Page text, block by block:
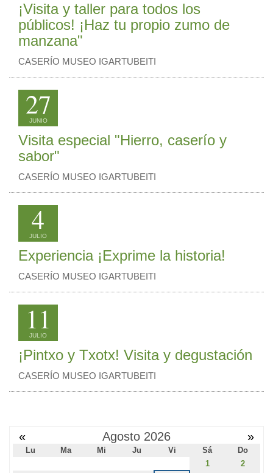
¡Visita y taller para todos los
públicos! ¡Haz tu propio zumo de
manzana"
CASERÍO MUSEO IGARTUBEITI
27
JUNIO
Visita especial "Hierro, caserío y
sabor"
CASERÍO MUSEO IGARTUBEITI
4
JULIO
Experiencia ¡Exprime la historia!
CASERÍO MUSEO IGARTUBEITI
11
JULIO
¡Pintxo y Txotx! Visita y degustación
CASERÍO MUSEO IGARTUBEITI
« Agosto 2026 »
Lu Ma Mi Ju Vi Sá
Do
1
2